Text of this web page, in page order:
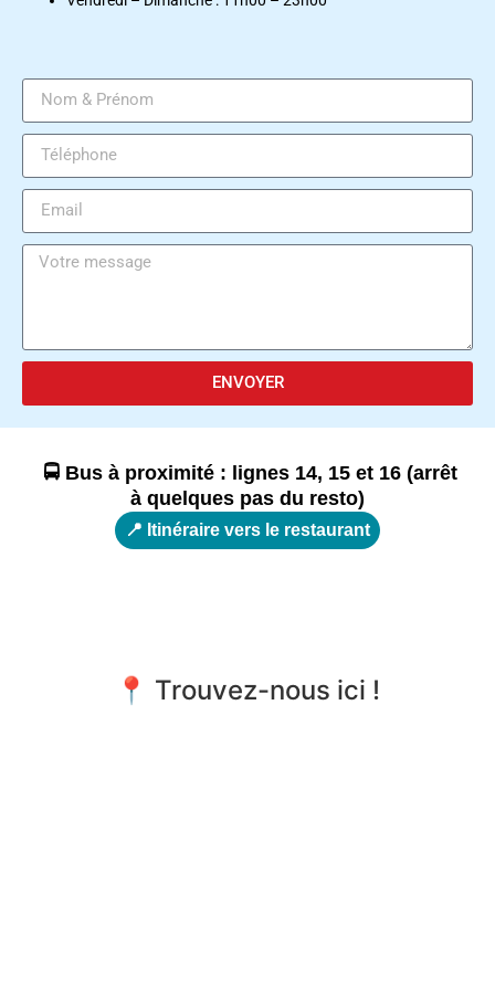
ENVOYER
🚍 Bus à proximité : lignes 14, 15 et 16 (arrêt
à quelques pas du resto)
📍 Itinéraire vers le restaurant
📍 Trouvez-nous ici !